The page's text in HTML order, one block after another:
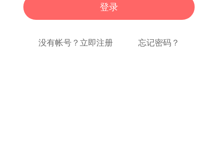
登录
没有帐号？立即注册 忘记密码？